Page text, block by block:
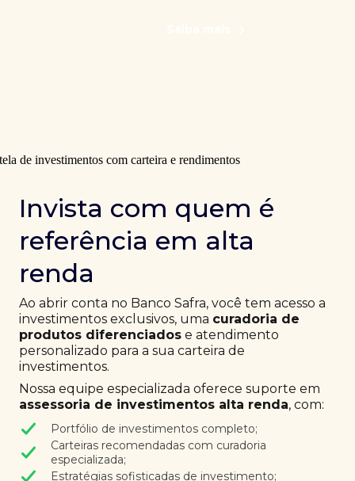
Invista com quem é
referência em alta
renda
Ao abrir conta no Banco Safra, você tem acesso a
investimentos exclusivos, uma curadoria de
produtos diferenciados e atendimento
personalizado para a sua carteira de
investimentos.
Nossa equipe especializada oferece suporte em
assessoria de investimentos alta renda, com:
Portfólio de investimentos completo;
Carteiras recomendadas com curadoria
especializada;
Estratégias sofisticadas de investimento;